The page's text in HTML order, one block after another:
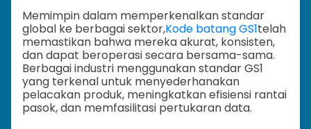
Memimpin dalam memperkenalkan standar
global ke berbagai sektor,Kode batang GS1telah
memastikan bahwa mereka akurat, konsisten,
dan dapat beroperasi secara bersama-sama.
Berbagai industri menggunakan standar GS1
yang terkenal untuk menyederhanakan
pelacakan produk, meningkatkan efisiensi rantai
pasok, dan memfasilitasi pertukaran data.